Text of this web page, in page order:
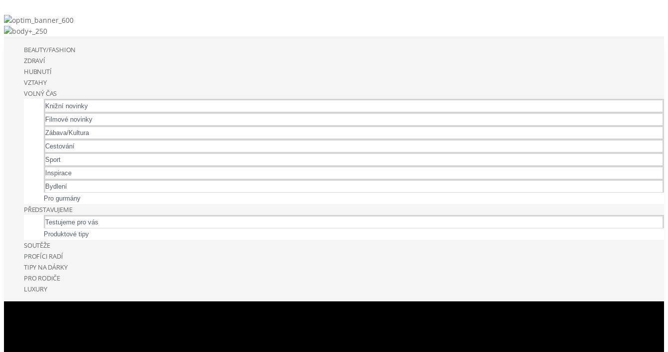
BEAUTY/FASHION
ZDRAVÍ
HUBNUTÍ
VZTAHY
VOLNÝ ČAS
Knižní novinky
Filmové novinky
Zábava/Kultura
Cestování
Sport
Inspirace
Bydlení
Pro gurmány
PŘEDSTAVUJEME
Testujeme pro vás
Produktové tipy
SOUTĚŽE
PROFÍCI RADÍ
TIPY NA DÁRKY
PRO RODIČE
LUXURY